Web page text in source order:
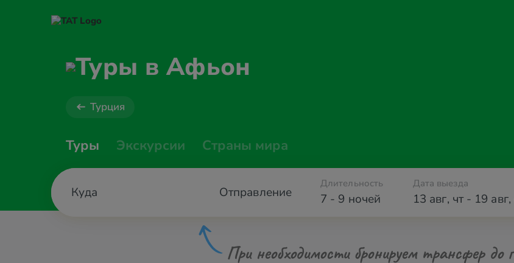
Туры в Афьон
Турция
Туры Экскурсии Страны мира
Отправление 7 - 9 ночей
Длительность Дата выезда
13 авг, чт- 19 авг,
При необходимости бронируем трансфер до